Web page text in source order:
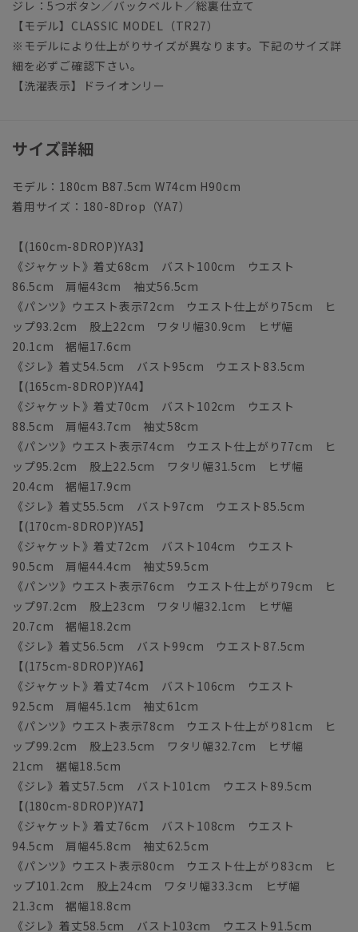
ジレ：5つボタン／バックベルト／総裏仕立て
【モデル】CLASSIC MODEL（TR27）
※モデルにより仕上がりサイズが異なります。下記のサイズ詳
細を必ずご確認下さい。
【洗濯表示】ドライオンリー
サイズ詳細
モデル：180cm B87.5cm W74cm H90cm
着用サイズ：180-8Drop（YA7）
【(160cm-8DROP)YA3】
《ジャケット》着丈68cm バスト100cm ウエスト
86.5cm 肩幅43cm 袖丈56.5cm
《パンツ》ウエスト表示72cm ウエスト仕上がり75cm ヒ
ップ93.2cm 股上22cm ワタリ幅30.9cm ヒザ幅
20.1cm 裾幅17.6cm
《ジレ》着丈54.5cm バスト95cm ウエスト83.5cm
【(165cm-8DROP)YA4】
《ジャケット》着丈70cm バスト102cm ウエスト
88.5cm 肩幅43.7cm 袖丈58cm
《パンツ》ウエスト表示74cm ウエスト仕上がり77cm ヒ
ップ95.2cm 股上22.5cm ワタリ幅31.5cm ヒザ幅
20.4cm 裾幅17.9cm
《ジレ》着丈55.5cm バスト97cm ウエスト85.5cm
【(170cm-8DROP)YA5】
《ジャケット》着丈72cm バスト104cm ウエスト
90.5cm 肩幅44.4cm 袖丈59.5cm
《パンツ》ウエスト表示76cm ウエスト仕上がり79cm ヒ
ップ97.2cm 股上23cm ワタリ幅32.1cm ヒザ幅
20.7cm 裾幅18.2cm
《ジレ》着丈56.5cm バスト99cm ウエスト87.5cm
【(175cm-8DROP)YA6】
《ジャケット》着丈74cm バスト106cm ウエスト
92.5cm 肩幅45.1cm 袖丈61cm
《パンツ》ウエスト表示78cm ウエスト仕上がり81cm ヒ
ップ99.2cm 股上23.5cm ワタリ幅32.7cm ヒザ幅
21cm 裾幅18.5cm
《ジレ》着丈57.5cm バスト101cm ウエスト89.5cm
【(180cm-8DROP)YA7】
《ジャケット》着丈76cm バスト108cm ウエスト
94.5cm 肩幅45.8cm 袖丈62.5cm
《パンツ》ウエスト表示80cm ウエスト仕上がり83cm ヒ
ップ101.2cm 股上24cm ワタリ幅33.3cm ヒザ幅
21.3cm 裾幅18.8cm
《ジレ》着丈58.5cm バスト103cm ウエスト91.5cm